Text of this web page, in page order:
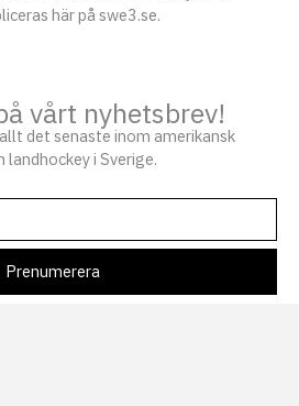
här på swe3.se.
vårt nyhetsbrev!
det senaste inom amerikansk
i Sverige.